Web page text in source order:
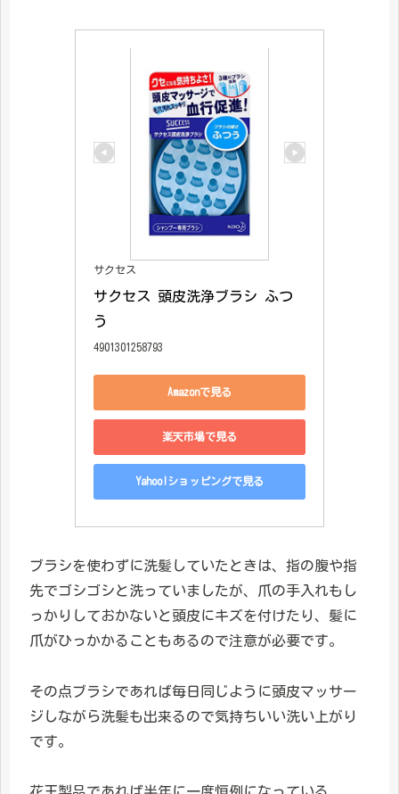
サクセス
サクセス 頭皮洗浄ブラシ ふつ
う
4901301258793
Amazonで見る
楽天市場で見る
Yahoo!ショッピングで見る
ブラシを使わずに洗髪していたときは、指の腹や指
先でゴシゴシと洗っていましたが、爪の手入れもし
っかりしておかないと頭皮にキズを付けたり、髪に
爪がひっかかることもあるので注意が必要です。
その点ブラシであれば毎日同じように頭皮マッサー
ジしながら洗髪も出来るので気持ちいい洗い上がり
です。